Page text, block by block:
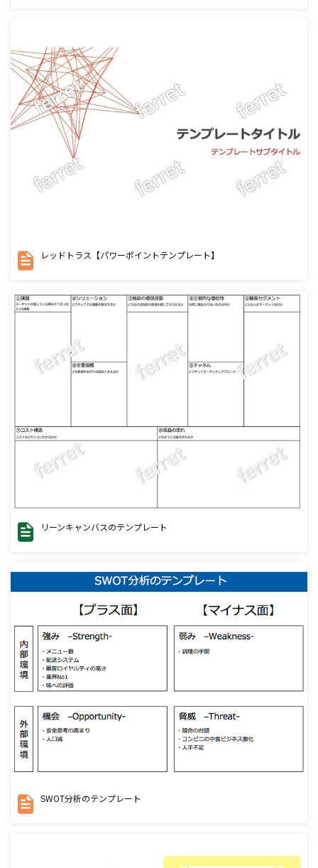
レッドトラス【パワーポイントテンプレート】
リーンキャンバスのテンプレート
SWOT分析のテンプレート